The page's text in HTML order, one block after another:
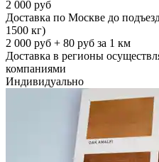
2 000 руб
Доставка по Москве до
1500 кг)
2 000 руб + 80 руб за 1 км
Доставка в регионы
компаниями
Индивидуально